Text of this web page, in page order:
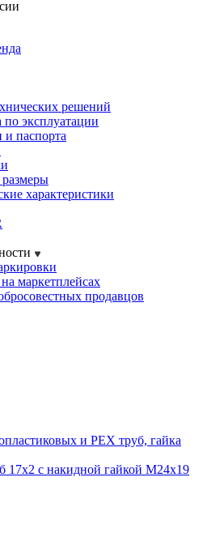
решений
по эксплуатации
паспорта
характеристики
маркетплейсах
продавцов
и РЕХ труб, гайка
17x2 с накидной гайкой М24х19